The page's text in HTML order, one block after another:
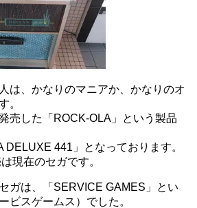
は、かなりのマニアか、かなりのオ
。
売した「ROCK-OLA」という製品
DELUXE 441」となっております。
現在のセガです。
ガは、「SERVICE GAMES」とい
ビスゲームス）でした。